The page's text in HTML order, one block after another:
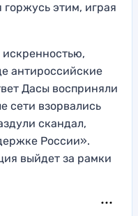
горжусь этим, играя
антироссийские
Дасы восприняли
сети взорвались
скандал,
России».
выйдет за рамки